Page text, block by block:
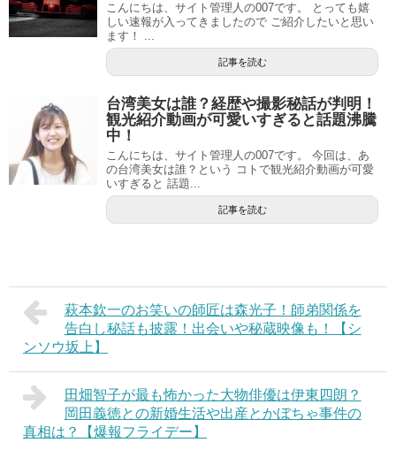
こんにちは、サイト管理人の007です。 とっても嬉
しい速報が入ってきましたので ご紹介したいと思い
ます！ ...
記事を読む
台湾美女は誰？経歴や撮影秘話が判明！
観光紹介動画が可愛いすぎると話題沸騰
中！
こんにちは、サイト管理人の007です。 今回は、あ
の台湾美女は誰？という コトで観光紹介動画が可愛
いすぎると 話題...
記事を読む
萩本欽一のお笑いの師匠は森光子！師弟関係を
告白し秘話も披露！出会いや秘蔵映像も！【シ
ンソウ坂上】
田畑智子が最も怖かった大物俳優は伊東四朗？
岡田義徳との新婚生活や出産とかぼちゃ事件の
真相は？【爆報フライデー】